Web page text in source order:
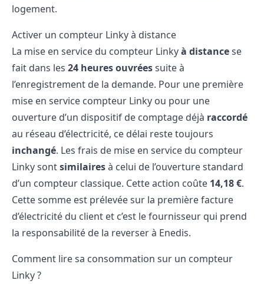
logement.
Activer un compteur Linky à distance
La mise en service du compteur Linkyà distancese
fait dans les 24 heures ouvréessuite à
l’enregistrement de la demande. Pour une première
mise en service compteur Linky ou pour une
ouverture d’un dispositif de comptage déjà raccordé
au réseau d’électricité, ce délai reste toujours
inchangé. Les frais de mise en service du compteur
Linky sontsimilairesà celui de l’ouverture standard
d’un compteur classique. Cette action coûte 14,18 €.
Cette somme est prélevée sur la première facture
d’électricité du client et c’est le fournisseur qui prend
la responsabilité de la reverser à Enedis.
Comment lire sa consommation sur un compteur
Linky ?